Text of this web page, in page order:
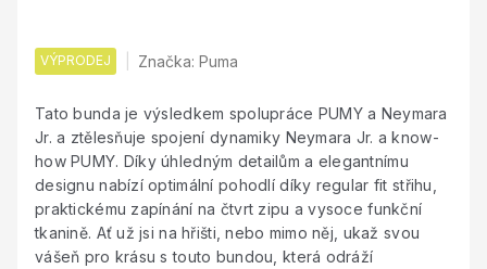
VÝPRODEJ Značka:Puma
Tato bunda je výsledkem spolupráce PUMY a Neymara
Jr. a ztělesňuje spojení dynamiky Neymara Jr. a know-
how PUMY. Díky úhledným detailům a elegantnímu
designu nabízí optimální pohodlí díky regular fit střihu,
praktickému zapínání na čtvrt zipu a vysoce funkční
tkanině. Ať už jsi na hřišti, nebo mimo něj, ukaž svou
vášeň pro krásu s touto bundou, která odráží